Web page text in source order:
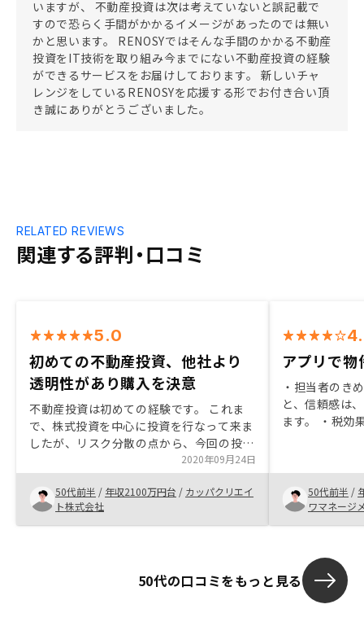
いますが、 不動産投資は次は考えていないと誤記載で
すので恐らく手間がかかるイメージがあったのでは無い
かと思います。 RENOSYではそんな手間のかかる不動産
投資をIT技術を取り組み今までにない不動産投資の経験
ができるサービスをお届けしております。 新しいチャ
レンジをしているRENOSYを応援する形でお付き合い頂
き誠にありがとうございました。
関連する評判・口コミ
RELATED REVIEWS
5.0
初めての不動産投資、他社より
透明性があり購入を決意
不動産投資は初めての経験です。 これま
で、株式投資を中心に投資を行なって来ま
したが、リスク分散の点から、今回の投資
を行なっています。 良かった点として
は、これまでも興味はありましたが、どう
しても胡散臭さが拭い切れずにおりまし
た。今回、担当の方もそうですが、御社の
会社としての姿勢、(情報開示を含めて)透
2020年09月24日
50代前半 / 年収2100万円台 / カッパクリエイ
ト株式会社
アプリで
・担当者のき
と、信頼感は
ます。 ・税効果の資料作成、その他の相
がアプリで閲
です。50代前半 /
ワマネージ
50代の口コミをもっと見る